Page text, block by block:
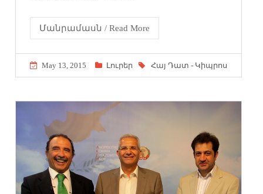
Մանրամասն / Read More
May 13, 2015 Լուրեր Հայ Դատ - Կիպրոս